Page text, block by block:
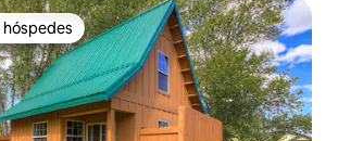
preferidos dos hóspedes